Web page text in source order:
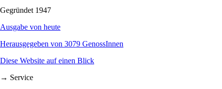
Gegründet 1947
Ausgabe von heute
Herausgegeben von 3079 GenossInnen
Diese Website auf einen Blick
→ Service